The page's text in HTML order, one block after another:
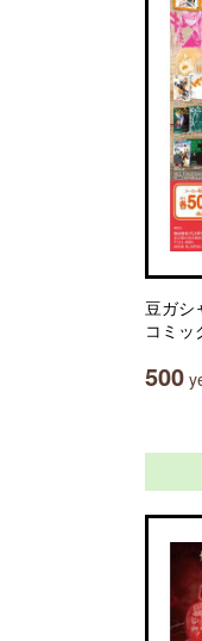
豆ガシ
コミッ
500